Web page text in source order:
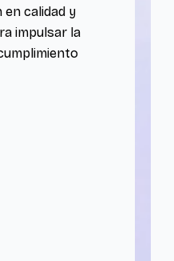
calidad y
impulsar la